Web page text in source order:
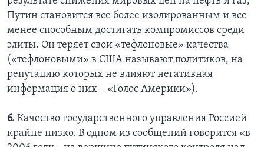
Путин становится все более изолированным и все
менее способным достигать компромиссов среди
элиты. Он теряет свои «тефлоновые» качества
(«тефлоновыми» в США называют политиков, на
репутацию которых не влияют негативная
информация о них – «Голос Америки»).
6. Качество государственного управления Россией
крайне низко. В одном из сообщений говорится «в